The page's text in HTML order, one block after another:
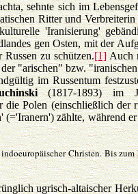
sehnte sich im
Ritter und
'Iranisierung'
gen Osten, mit der
zu schützen.[1]Auch
"arischen" bzw.
im Russentum
(1817-1893) im
die Polen (einschließlich der
(='Iranern') zählte, während
Christen. Bis
ugrisch-altaischer